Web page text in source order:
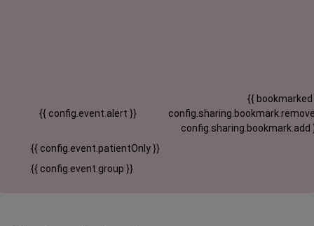
{{ config.event.alert }}
{{ bookmarked
config.sharing.bookmark.add
{{ config.event.patientOnly }}
{{ config.event.group }}